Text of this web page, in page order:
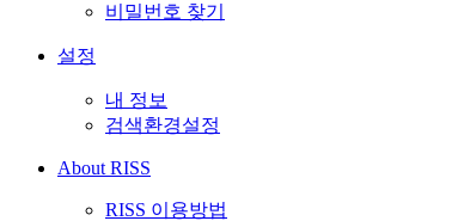
비밀번호 찾기
설정
내 정보
검색환경설정
About RISS
RISS 이용방법